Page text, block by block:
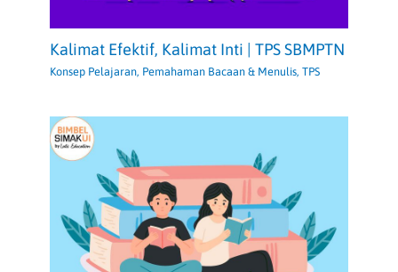
Kalimat Efektif, Kalimat Inti | TPS SBMPTN
Konsep Pelajaran, Pemahaman Bacaan & Menulis,TPS